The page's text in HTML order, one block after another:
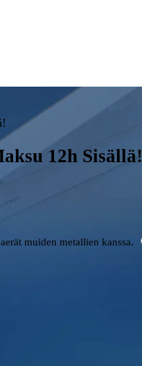
12h Sisällä!
muiden metallien kanssa.